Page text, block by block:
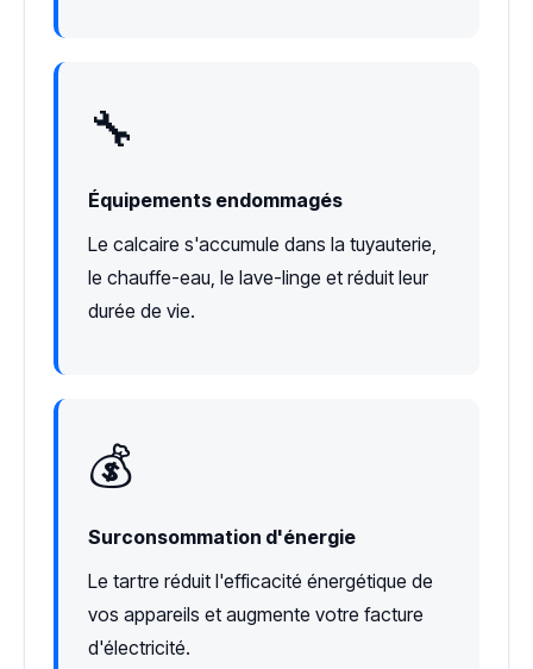
🔧
Équipements endommagés
Le calcaire s'accumule dans la tuyauterie,
le chauffe-eau, le lave-linge et réduit leur
durée de vie.
💰
Surconsommation d'énergie
Le tartre réduit l'efficacité énergétique de
vos appareils et augmente votre facture
d'électricité.